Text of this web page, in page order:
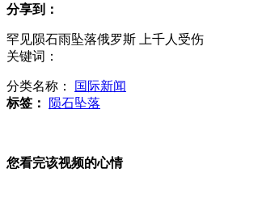
安倍再度表达任内完成"修宪"意愿 向美
分享到：
罕见陨石雨坠落俄罗斯 上千人受伤
关键词：
分类名称：
国际新闻
标签：
陨石坠落
您看完该视频的心情